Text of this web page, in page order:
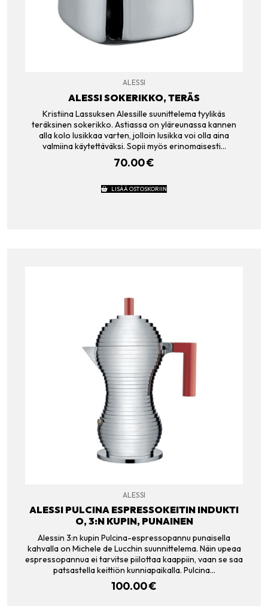
ALESSI
ALESSI SOKERIKKO, TERÄS
Kristiina Lassuksen Alessille suunittelema tyylikäs
teräksinen sokerikko. Astiassa on yläreunassa kannen
alla kolo lusikkaa varten, jolloin lusikka voi olla aina
valmiina käytettäväksi. Sopii myös erinomaisesti…
70.00€
LISÄÄ OSTOSKORIIN
ALESSI
ALESSI PULCINA ESPRESSOKEITIN INDUKTI
O, 3:N KUPIN, PUNAINEN
Alessin 3:n kupin Pulcina-espressopannu punaisella
kahvalla on Michele de Lucchin suunnittelema. Näin upeaa
espressopannua ei tarvitse piilottaa kaappiin, vaan se saa
patsastella keittiön kunniapaikalla. Pulcina…
100.00€